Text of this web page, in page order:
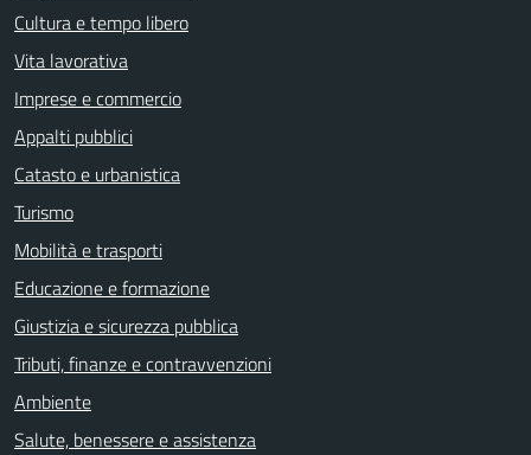
Cultura e tempo libero
Vita lavorativa
Imprese e commercio
Appalti pubblici
Catasto e urbanistica
Turismo
Mobilità e trasporti
Educazione e formazione
Giustizia e sicurezza pubblica
Tributi, finanze e contravvenzioni
Ambiente
Salute, benessere e assistenza